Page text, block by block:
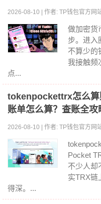
2026-08-10 | 作者: TP钱包官方网站
做加密货
步。进入
不算少的
我接触频
点...
tokenpockettrx怎么
账单怎么算？查账全攻
2026-08-10 | 作者: TP钱包官方网站
Pocket
不少人却
实TRX链
得深。...